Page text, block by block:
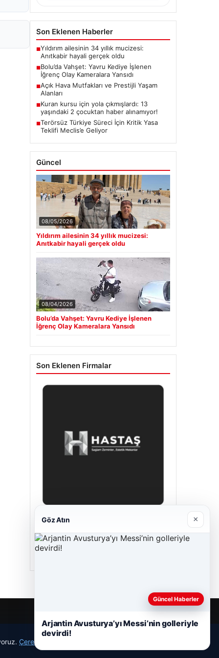
Son Eklenen Haberler
■Yıldırım ailesinin 34 yıllık mucizesi:
Anıtkabir hayali gerçek oldu
■Bolu’da Vahşet: Yavru Kediye İşlenen
İğrenç Olay Kameralara Yansıdı
■Açık Hava Mutfakları ve Prestijli Yaşam
Alanları
■Kuran kursu için yola çıkmışlardı: 13
yaşındaki 2 çocuktan haber alınamıyor!
■Terörsüz Türkiye Süreci İçin Kritik Yasa
Teklifi Meclis’e Geliyor
Güncel
08/05/2026
Yıldırım ailesinin 34 yıllık mucizesi:
Anıtkabir hayali gerçek oldu
08/04/2026
Bolu’da Vahşet: Yavru Kediye İşlenen
İğrenç Olay Kameralara Yansıdı
Son Eklenen Firmalar
Hastaş Beton
05/26/2026
Çerez Politikamız
Göz Atın ×
Güncel Haberler
Arjantin Avusturya’yı Messi’nin golleriyle
devirdi!